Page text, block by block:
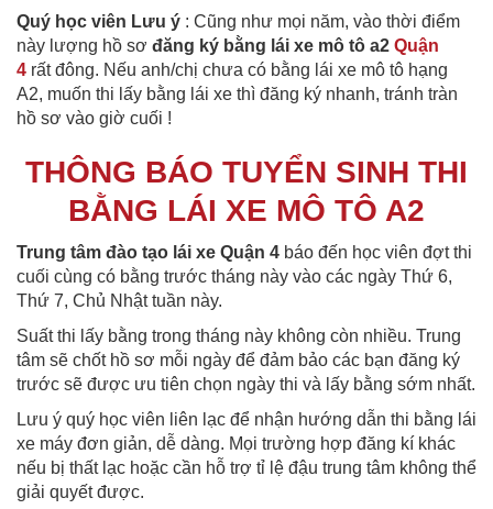
Quý học viên Lưu ý : Cũng như mọi năm, vào thời điểm
này lượng hồ sơ đăng ký bằng lái xe mô tô a2 Quận
4 rất đông. Nếu anh/chị chưa có bằng lái xe mô tô hạng
A2, muốn thi lấy bằng lái xe thì đăng ký nhanh, tránh tràn
hồ sơ vào giờ cuối !
THÔNG BÁO TUYỂN SINH THI
BẰNG LÁI XE MÔ TÔ A2
Trung tâm đào tạo lái xe Quận 4 báo đến học viên đợt thi
cuối cùng có bằng trước tháng này vào các ngày Thứ 6,
Thứ 7, Chủ Nhật tuần này.
Suất thi lấy bằng trong tháng này không còn nhiều. Trung
tâm sẽ chốt hồ sơ mỗi ngày để đảm bảo các bạn đăng ký
trước sẽ được ưu tiên chọn ngày thi và lấy bằng sớm nhất.
Lưu ý quý học viên liên lạc để nhận hướng dẫn thi bằng lái
xe máy đơn giản, dễ dàng. Mọi trường hợp đăng kí khác
nếu bị thất lạc hoặc cần hỗ trợ tỉ lệ đậu trung tâm không thể
giải quyết được.